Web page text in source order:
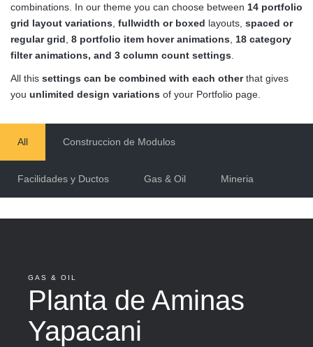
combinations. In our theme you can choose between 14 portfolio
grid layout variations fullwidth or boxed layouts, spaced or
regular grid 8 portfolio item hover animations 18 category
filter animations, and 3 column count settings
All this settings can be combined with each otherthat gives
you unlimited design variations of your Portfolio page.
All Construccion de Modulos
Facilidades y Ductos Gas & Oil Mineria
GAS & OIL
Planta de Aminas
Yapacani